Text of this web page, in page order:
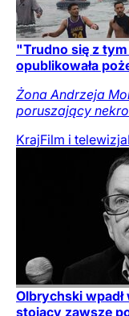
"Trudno się z
opublikowała
Żona Andrzeja
poruszający
KrajFilm i telewizja
Olbrychski wpadł
stojący zawsze